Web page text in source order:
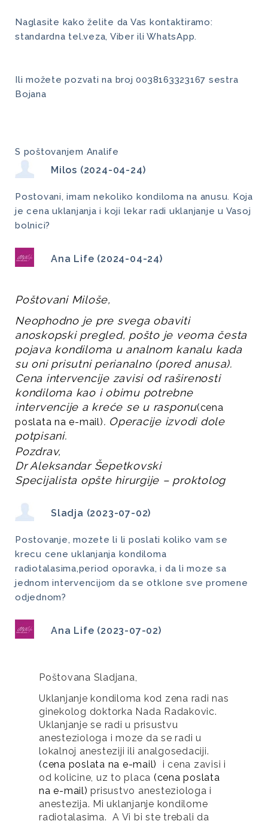
Naglasite kako želite da Vas kontaktiramo:
standardna tel.veza, Viber ili WhatsApp.
Ili možete pozvati na broj 0038163323167 sestra
Bojana
S poštovanjem Analife
Milos (2024-04-24)
Postovani, imam nekoliko kondiloma na anusu. Koja
je cena uklanjanja i koji lekar radi uklanjanje u Vasoj
bolnici?
Ana Life (2024-04-24)
Poštovani Miloše,
Neophodno je pre svega obaviti
anoskopski pregled, pošto je veoma česta
pojava kondiloma u analnom kanalu kada
su oni prisutni perianalno (pored anusa).
Cena intervencije zavisi od raširenosti
kondiloma kao i obimu potrebne
intervencije a kreće se u rasponu(cena
poslata na e-mail). Operacije izvodi dole
potpisani.
Pozdrav,
Dr Aleksandar Šepetkovski
Specijalista opšte hirurgije – proktolog
Sladja (2023-07-02)
Postovanje, mozete li li poslati koliko vam se
krecu cene uklanjanja kondiloma
radiotalasima,period oporavka, i da li moze sa
jednom intervencijom da se otklone sve promene
odjednom?
Ana Life (2023-07-02)
Poštovana Sladjana,
Uklanjanje kondiloma kod zena radi nas
ginekolog doktorka Nada Radakovic.
Uklanjanje se radi u prisustvu
anesteziologa i moze da se radi u
(cena poslata na e-mail)
i cena zavisi i
od kolicine, uz to placa (cena poslata
na e-mail) prisustvo anesteziologa i
anestezija. Mi uklanjanje kondilome
radiotalasima.  A Vi bi ste trebali da